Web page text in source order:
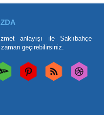
anlayışı ile Saklıbahçe
geçirebilirsiniz.